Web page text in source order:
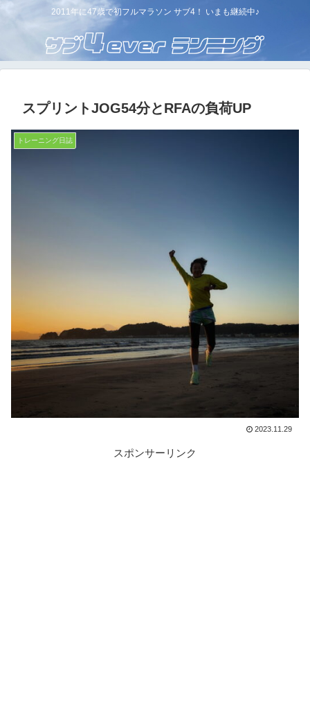
2011年に47歳で初フルマラソン サブ4！ いまも継続中♪
スプリントJOG54分とRFAの負荷UP
トレーニング日誌
2023.11.29
スポンサーリンク